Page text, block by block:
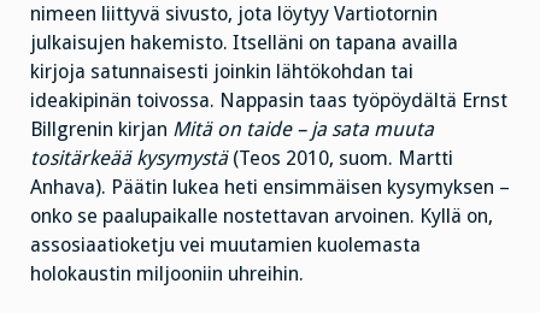
nimeen liittyvä sivusto, jota löytyy Vartiotornin
julkaisujen hakemisto. Itselläni on tapana availla
kirjoja satunnaisesti joinkin lähtökohdan tai
ideakipinän toivossa. Nappasin taas työpöydältä Ernst
Billgrenin kirjan Mitä on taide – ja sata muuta
tositärkeää kysymystä (Teos 2010, suom. Martti
Anhava). Päätin lukea heti ensimmäisen kysymyksen –
onko se paalupaikalle nostettavan arvoinen. Kyllä on,
assosiaatioketju vei muutamien kuolemasta
holokaustin miljooniin uhreihin.